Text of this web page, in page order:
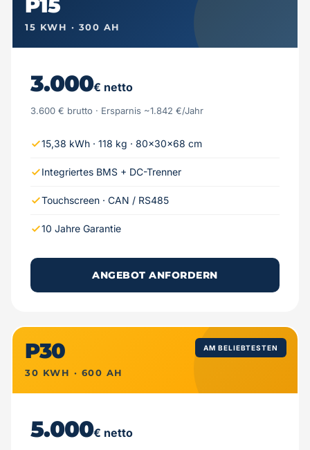
P15
15 KWH · 300 AH
3.000€ netto
3.600 € brutto · Ersparnis ~1.842 €/Jahr
15,38 kWh · 118 kg · 80×30×68 cm
Integriertes BMS + DC-Trenner
Touchscreen · CAN / RS485
10 Jahre Garantie
ANGEBOT ANFORDERN
AM BELIEBTESTEN
P30
30 KWH · 600 AH
5.000€ netto